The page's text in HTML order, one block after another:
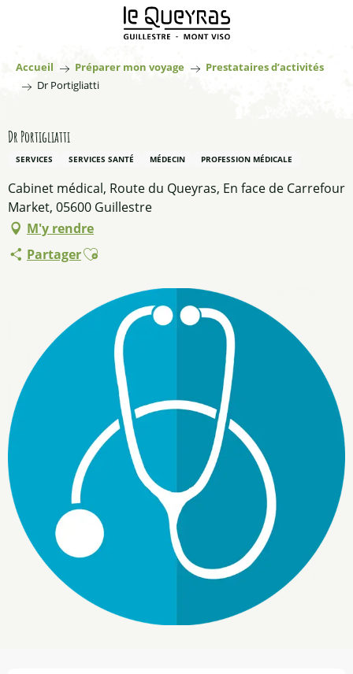
principal
Accueil Préparer mon voyage
Prestataires d’activités
Dr Portigliatti
Dr Portigliatti
SERVICES SERVICES SANTÉ MÉDECIN PROFESSION MÉDICALE
Cabinet médical, Route du Queyras, En face de Carrefour
Market, 05600 Guillestre
M'y rendre
PartagerAjouter aux favoris